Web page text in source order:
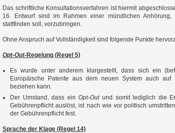
Das schriftliche Konsultationsverfahren ist hiermit
16. Entwurf sind im Rahmen einer mündlichen
stattfinden soll, vorzubringen.
Ohne Anspruch auf Vollständigkeit sind folgende Punkte
Opt-Out-Regelung (Regel 5)
Es wurde unter anderem klargestellt, dass sich ein
Europäische Patente aus dem neuen System auch auf
beziehen kann.
Der Umstand, dass einOpt-Outund somit lediglich die
Gebührenpflicht auslöst, ist nach wie vor politisch
der Gebührenpflicht fest.
Sprache der Klage (Regel 14)